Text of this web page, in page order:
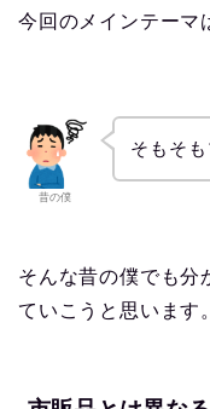
今回のメインテーマ
昔の僕
そもそ
そんな昔の僕でも分
ていこうと思います。